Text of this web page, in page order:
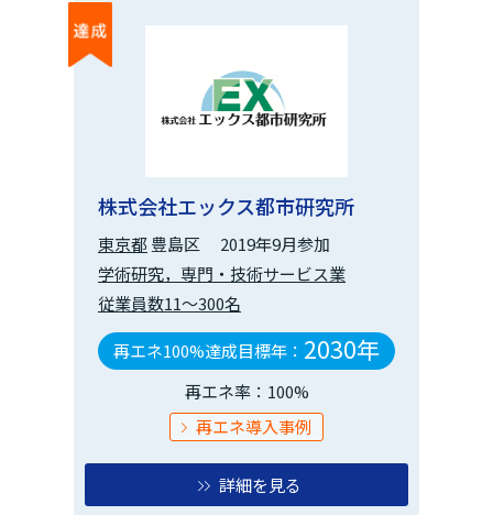
株式会社エックス都市研究所
東京都 豊島区
2019年9月参加
学術研究，専門・技術サービス業
従業員数11～300名
再エネ100%達成目標年： 2030年
再エネ率：100%
再エネ導入事例
詳細を見る